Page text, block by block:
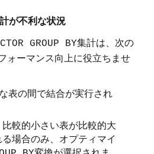
が不利な状況
GROUP BY集計は、次の
ォーマンス向上に役立ちませ
表の間で結合が実行され
較的小さい表が比較的大
場合のみ、オプティマイ